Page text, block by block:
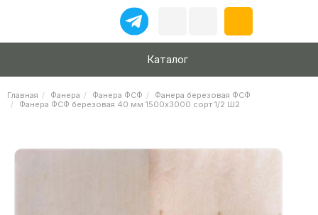
Каталог
Главная Фанера Фанера ФСФ
Фанера березовая ФСФ
Фанера ФСФ березовая 40 мм 1500х3000 сорт 1/2 Ш2